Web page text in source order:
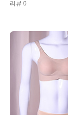
리뷰 0